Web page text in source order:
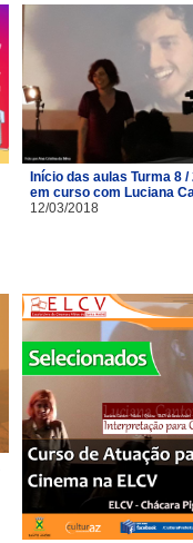
Início das aulas Turma 8 /
em curso com Luciana
12/03/2018